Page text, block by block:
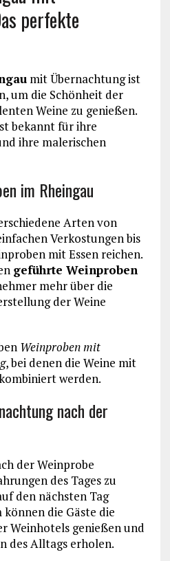
perfekte
mit Übernachtung ist
um die Schönheit der
Weine zu genießen.
bekannt für ihre
ihre malerischen
im Rheingau
Arten von
Verkostungen bis
mit Essen reichen.
geführte Weinproben
mehr über die
der Weine
Weinproben mit
, bei denen die Weine mit
werden.
nach der
der Weinprobe
des Tages zu
den nächsten Tag
die Gäste die
Weinhotels genießen und
des Alltags erholen.